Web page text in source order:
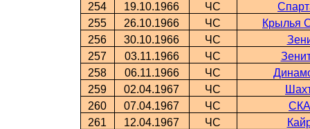
254
19.10.1966 ЧС
255
26.10.1966 ЧС
Крылья
256
30.10.1966 ЧС
257
03.11.1966 ЧС
258
06.11.1966 ЧС
259
02.04.1967 ЧС
260
07.04.1967 ЧС
261
12.04.1967 ЧС